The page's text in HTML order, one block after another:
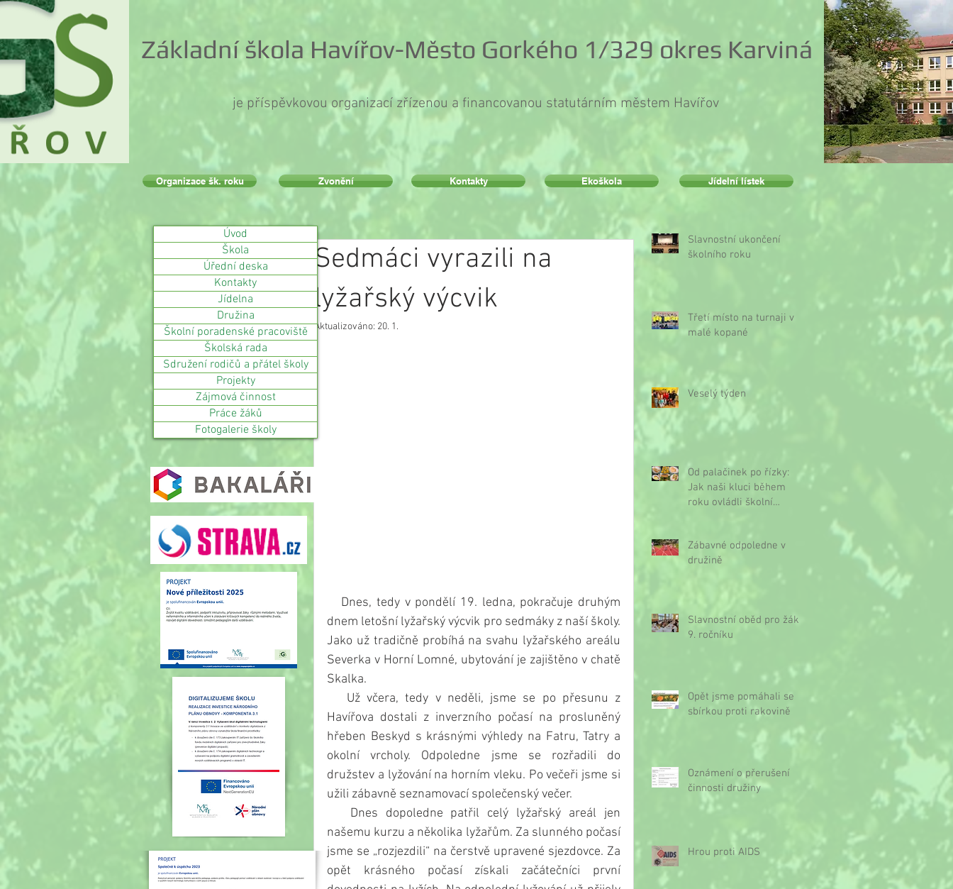
Základní škola Havířov-Město Gorkého 1/329 okres Karviná
je příspěvkovou organizací zřízenou a financovanou statutárním městem Havířov
Sedmáci vyrazili na
lyžařský výcvik
Aktualizováno: 20. 1.
dnem letošní lyžařský výcvik pro sedmáky z naší školy.
Jako už tradičně probíhá na svahu lyžařského areálu
Severka v Horní Lomné, ubytování je zajištěno v chatě
Skalka.
Havířova dostali z inverzního počasí na prosluněný
hřeben Beskyd s krásnými výhledy na Fatru, Tatry a
okolní vrcholy. Odpoledne jsme se rozřadili do
družstev a lyžování na horním vleku. Po večeři jsme si
užili zábavně seznamovací společenský večer.
našemu kurzu a několika lyžařům. Za slunného počasí
jsme se „rozjezdili“ na čerstvě upravené sjezdovce. Za
opět krásného počasí získali začátečníci první
Slavnostní ukončení
školního roku
Třetí místo na turnaji v
malé kopané
Veselý týden
Od palačinek po řízky:
Jak naši kluci během
roku ovládli školní
Zábavné odpoledne v
družině
Slavnostní oběd pro žáky
9. ročníku
Opět jsme pomáhali se
sbírkou proti rakovině
Oznámení o přerušení
činnosti družiny
Hrou proti AIDS
Organizace šk. roku Zvonění Kontakty Ekoškola Jídelní lístek
Úvod
Škola
Úřední deska
Kontakty
Jídelna
Družina
Školní poradenské pracoviště
Školská rada
Sdružení rodičů a přátel školy
Projekty
Zájmová činnost
Práce žáků
Fotogalerie školy